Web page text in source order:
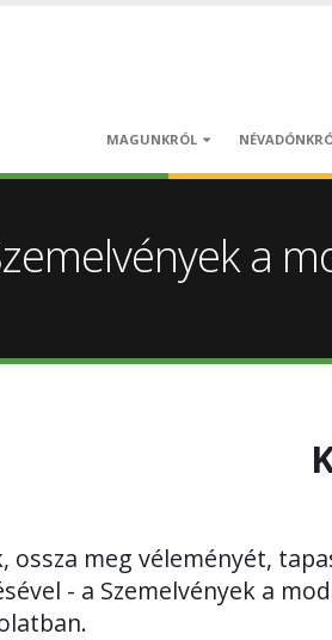
MAGUNKRÓL
a
ossza meg véleményét,
- a Szemelvények a